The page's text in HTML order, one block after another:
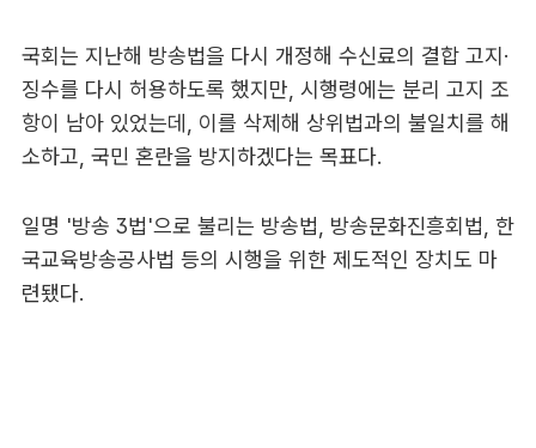
국회는 지난해 방송법을 다시 개정해 수신료의 결합 고지·
징수를 다시 허용하도록 했지만, 시행령에는 분리 고지 조
항이 남아 있었는데, 이를 삭제해 상위법과의 불일치를 해
소하고, 국민 혼란을 방지하겠다는 목표다.
일명 '방송 3법'으로 불리는 방송법, 방송문화진흥회법, 한
국교육방송공사법 등의 시행을 위한 제도적인 장치도 마
련됐다.